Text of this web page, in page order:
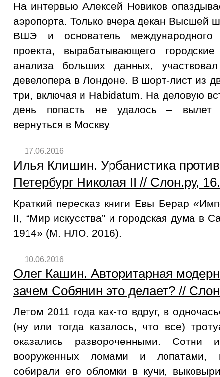
На интервью Алексей Новиков
аэропорта. Только вчера декан Высшей
ВШЭ и основатель международного
проекта, вырабатывающего
анализа больших данных,
девелопера в Лондоне. В шорт-лист из
три, включая и Habidatum. На деловую
день попасть не удалось – вылет
вернуться в Москву.
17.06.2016
Илья Клишин. Урбанистика
Петербург Николая II // Слон.ру,
Краткий пересказ книги Евы Берар
II, “Мир искусства” и городская дума в
1914» (М. НЛО. 2016).
10.06.2016
Олег Кашин. Авторитарная
зачем Собянин это делает? //
Летом 2011 года как-то вдруг, в
(ну или тогда казалось, что все)
оказались развороченными. Сотни
вооруженных ломами и лопатами,
собирали его обломки в кучи,